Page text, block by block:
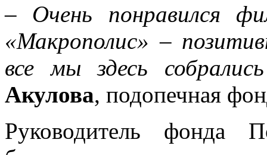
– Очень понравился
«Макрополис» –
все мы здесь
Акулова, подопечная
Руководитель фонда